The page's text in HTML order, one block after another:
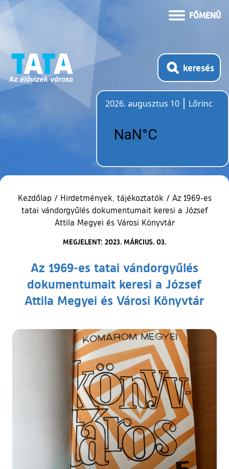
FŐMENÜ
keresés
2026. augusztus 10
Lőrinc
Kezdőlap / Hirdetmények, tájékoztatók / Az 1969-es
tatai vándorgyűlés dokumentumait keresi a József
Attila Megyei és Városi Könyvtár
MEGJELENT: 2023. MÁRCIUS. 03.
Az 1969-es tatai vándorgyűlés
dokumentumait keresi a József
Attila Megyei és Városi Könyvtár